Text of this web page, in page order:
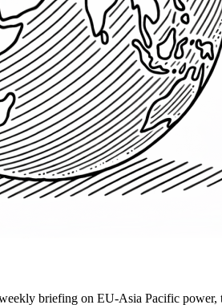
briefing on EU-Asia Pacific power,